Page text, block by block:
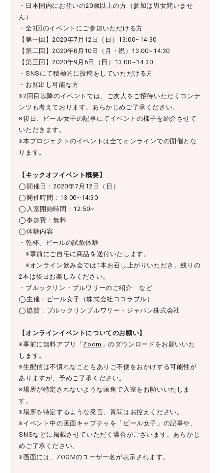
・日本国内にお住いの20歳以上の方（参加は男女問いませ
ん）
・全3回のイベントにご参加いただける方
【第一回】2020年7月12日（日）13:00~14:30
【第二回】2020年8月10日（月・祝）13:00~14:30
【第三回】2020年9月6日（日）13:00~14:30
・SNSにて積極的に投稿をしていただける方
・お顔出し可能な方
※2回目以降のイベントでは、ご友人をご招待いただくコンテ
ンツも考えております。あらかじめご了承ください。
※後日、ビール女子の記事にてイベントの様子を紹介させて
いただきます。
※本プロジェクトのイベントは全てオンラインでの開催とな
ります。
【キックオフイベント概要】
◯開催日：2020年7月12日（日）
◯開催時間：13:00~14:30
◯入室開始時間：12:50~
◯参加費：無料
◯体験内容
・乾杯、ビールの試飲体験
※事前にご自宅に商品を送付いたします。
※オンライン飲み会では1本お召し上がりいただき、残りの
2本は後日お楽しみください。
・ブルックリン・ブルワリーのご紹介 など
◯主催：ビール女子（株式会社ココラブル）
◯協賛：ブルックリンブルワリー・ジャパン株式会社
【オンラインイベントについてのお願い】
※事前に無料アプリ「 Zoom 」のダウンロードをお願いいた
します。
※生配信は不慣れなこともありご不便をおかけする可能性が
ありますが、予めご了承ください。
※場所が特定されないような画角で入室をお願いいたしま
す。
※場所を特定するような発言、質問はお控えください。
※イベント中の画面キャプチャを「ビール女子」の記事や、
SNSなどに掲載させていただく場合がございます。あらかじ
めご了承ください。
※画面には、ZOOMのユーザー名が表示されます。